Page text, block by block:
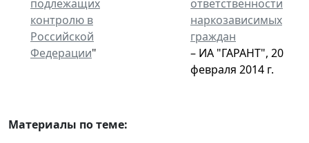
подлежащих
контролю в
Российской
Федерации"
ответственности
наркозависимых
граждан
– ИА "ГАРАНТ", 20
февраля 2014 г.
Материалы по теме: